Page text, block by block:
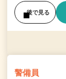
後で見る
警備員